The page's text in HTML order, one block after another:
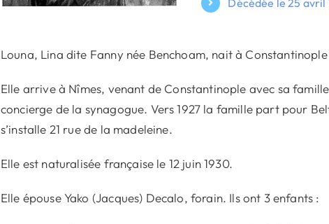
Louna, Lina dite Fanny née Benchoam, nait à
Elle arrive à Nîmes, venant de Constantinople avec sa
concierge de la synagogue. Vers 1927 la famille part pour
s’installe 21 rue de la madeleine.
Elle est naturalisée française le 12 juin 1930.
Elle épouse Yako (Jacques) Decalo, forain. Ils ont 3 enfants :